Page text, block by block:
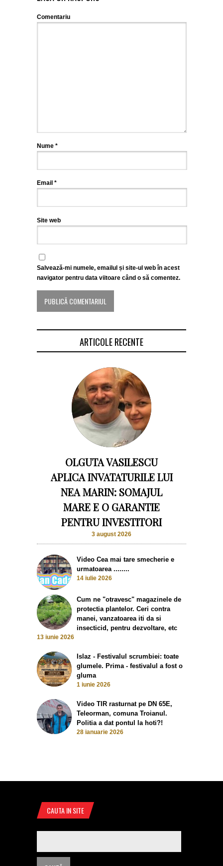
Comentariu
Nume *
Email *
Site web
Salvează-mi numele, emailul și site-ul web în acest
navigator pentru data viitoare când o să comentez.
ARTICOLE RECENTE
OLGUTA VASILESCU
APLICA INVATATURILE LUI
NEA MARIN: SOMAJUL
MARE E O GARANTIE
PENTRU INVESTITORI
3 august 2026
Video Cea mai tare smecherie e
urmatoarea ........
14 iulie 2026
Cum ne "otravesc" magazinele de
protectia plantelor. Ceri contra
manei, vanzatoarea iti da si
insecticid, pentru dezvoltare, etc
13 iunie 2026
Islaz - Festivalul scrumbiei: toate
glumele. Prima - festivalul a fost o
gluma
1 iunie 2026
Video TIR rasturnat pe DN 65E,
Teleorman, comuna Troianul.
Politia a dat pontul la hoti?!
28 ianuarie 2026
CAUTA IN SITE